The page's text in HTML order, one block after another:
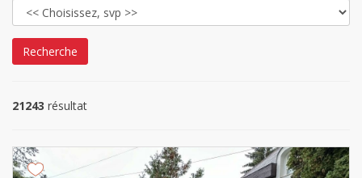
Recherche
21243 résultat